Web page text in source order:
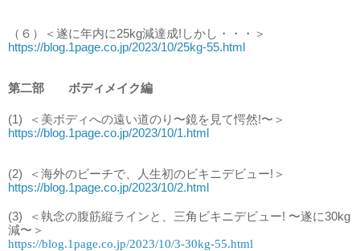
（６）＜遂に年内に25kg減達成!しかし・・・＞
https://blog.1page.co.jp/2023/10/25kg-55.html
第二部 ボディメイク編
(1)
＜美ボディへの遠い道のり〜鏡を見て愕然!〜＞
https://blog.1page.co.jp/2023/10/1.html
(2)
＜海外のビーチで、人生初のビキニデビュー!＞
https://blog.1page.co.jp/2023/10/2.html
(3)
＜執念の腹筋縦ラインと、三角ビキニデビュー! 〜遂に30kg
減〜＞
https://blog.1page.co.jp/2023/10/3-30kg-55.html